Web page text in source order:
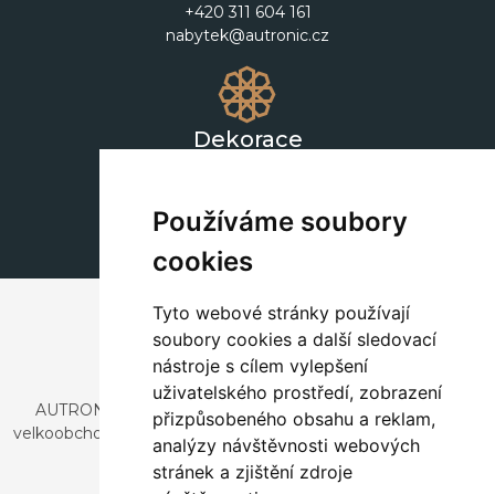
Používáme soubory
cookies
Tyto webové stránky používají
soubory cookies a další sledovací
nástroje s cílem vylepšení
uživatelského prostředí, zobrazení
přizpůsobeného obsahu a reklam,
analýzy návštěvnosti webových
stránek a zjištění zdroje
+420 311 604 161
nabytek@autronic.cz
Dekorace
AUTRONIC, s.r.o. je společnost zabývající se dovozem a
velkoobchodním prodejem designového i stylového nábytku
a dekorací.